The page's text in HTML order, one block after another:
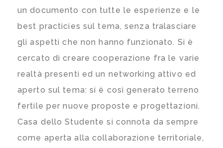
un documento con tutte le esperienze e le
best practicies sul tema, senza tralasciare
gli aspetti che non hanno funzionato. Si è
cercato di creare cooperazione fra le varie
realtà presenti ed un networking attivo ed
aperto sul tema: si è così generato terreno
fertile per nuove proposte e progettazioni.
Casa dello Studente si connota da sempre
come aperta alla collaborazione territoriale,